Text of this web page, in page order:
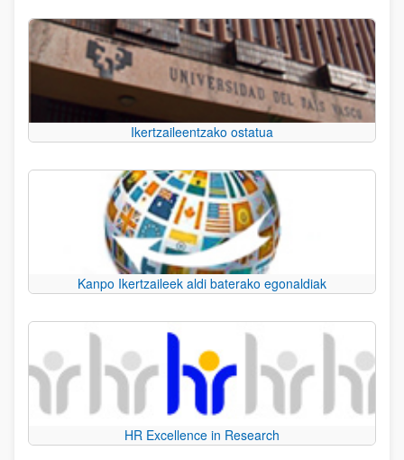
Ikertzaileentzako ostatua
Kanpo Ikertzaileek aldi baterako egonaldiak
HR Excellence in Research